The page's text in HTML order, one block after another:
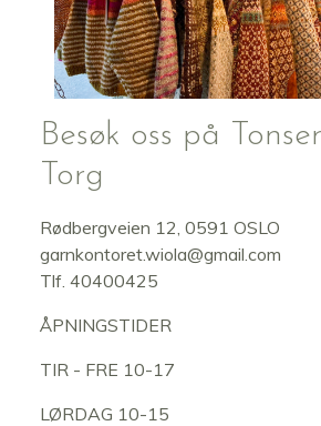
Besøk oss på
Torg
Rødbergveien 12, 0591 OSLO
garnkontoret.wiola@gmail.com
Tlf. 40400425
ÅPNINGSTIDER
TIR - FRE 10-17
LØRDAG 10-15